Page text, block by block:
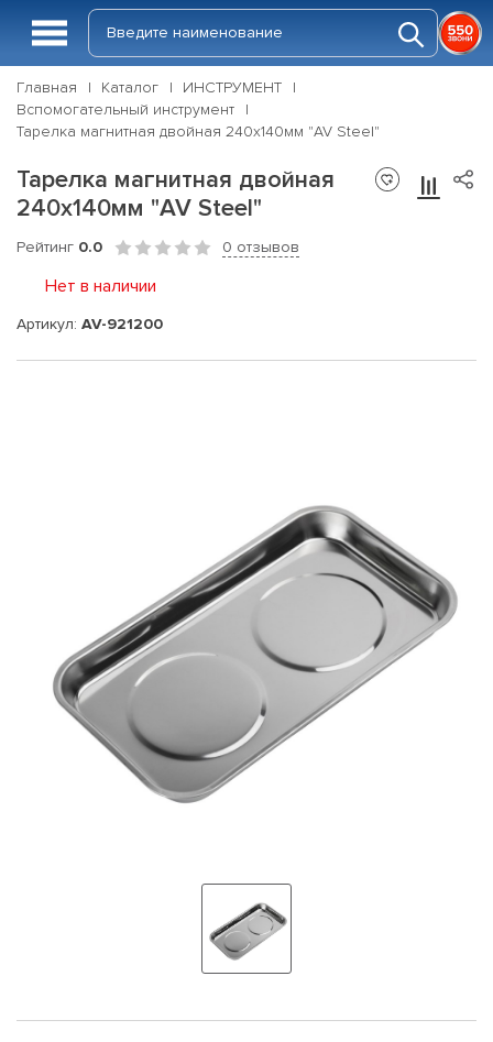
Главная Каталог
ИНСТРУМЕНТ
Вспомогательный инструмент
Тарелка магнитная двойная 240х140мм "AV Steel"
Тарелка магнитная двойная
240х140мм "AV Steel"
Рейтинг 0.0 0 отзывов
Нет в наличии
Артикул: AV-921200